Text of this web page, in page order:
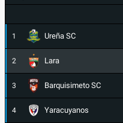
1 Ureña SC
2 Lara
3 Barquisimeto SC
4 Yaracuyanos